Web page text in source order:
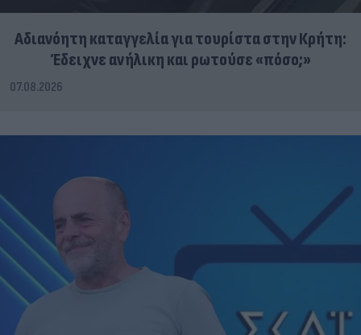
Αδιανόητη καταγγελία για τουρίστα στην Κρήτη:
Έδειχνε ανήλικη και ρωτούσε «πόσο;»
07.08.2026